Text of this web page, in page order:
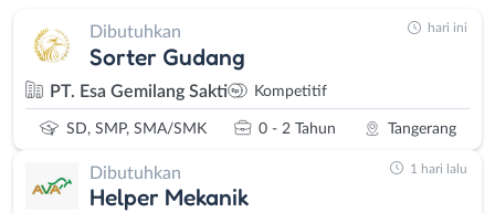
Dibutuhkan
Sorter Gudang
PT. Esa Gemilang Sakti Kompetitif
SD, SMP, SMA/SMK 0 - 2 Tahun Tangerang
hari ini
Dibutuhkan
Helper Mekanik
1 hari lalu